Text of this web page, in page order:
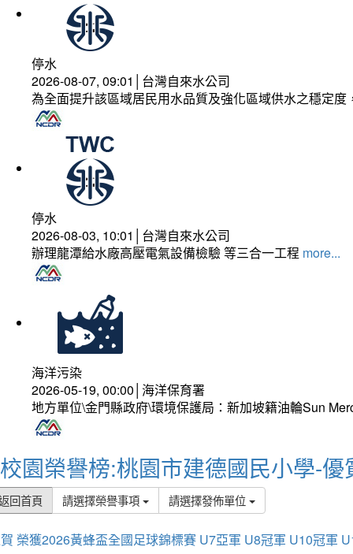
停水
2026-08-07, 09:01│台灣自來水公司
為全面提升該區域居民用水品質及強化區域供水之穩定
停水
2026-08-03, 10:01│台灣自來水公司
辦理龍潭給水廠高壓電氣設備檢驗 等三合一工程 more...
海洋污染
2026-05-19, 00:00│海洋保育署
地方單位\金門縣政府\環境保護局：新加坡籍油輪Sun
校園榮譽榜:桃園市建德國民小學-優
回首頁 請選擇榮譽事項 請選擇發佈單位
榮獲2026黃蜂盃全國足球錦標賽 U7亞軍 U8冠軍 U10冠軍